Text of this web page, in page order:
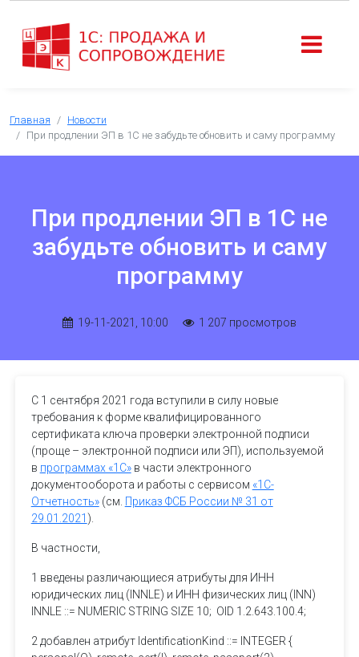
Главная
Новости
При продлении ЭП в 1С не забудьте обновить и саму программу
При продлении ЭП в 1С не
забудьте обновить и саму
программу
19-11-2021, 10:00 1 207 просмотров
С 1 сентября 2021 года вступили в силу новые
требования к форме квалифицированного
сертификата ключа проверки электронной подписи
(проще – электронной подписи или ЭП), используемой
в программах «1С»в части электронного
документооборота и работы с сервисом «1С-
Отчетность»(см. Приказ ФСБ России № 31 от
29.01.2021).
В частности,
1 введены различающиеся атрибуты для ИНН
юридических лиц (INNLE) и ИНН физических лиц (INN)
INNLE ::= NUMERIC STRING SIZE 10; OID 1.2.643.100.4;
2 добавлен атрибут IdentificationKind ::= INTEGER {